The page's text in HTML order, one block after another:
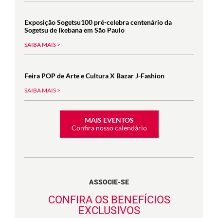
Exposição Sogetsu100 pré-celebra centenário da
Sogetsu de Ikebana em São Paulo
SAIBA MAIS >
Feira POP de Arte e Cultura X Bazar J-Fashion
SAIBA MAIS >
MAIS EVENTOS
Confira nosso calendário
ASSOCIE-SE
CONFIRA OS BENEFÍCIOS
EXCLUSIVOS